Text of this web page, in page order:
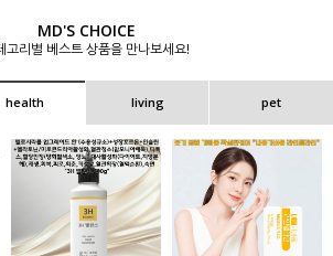
MD'S CHOICE
고리별 베스트 상품을 만나보세요!
health living pet